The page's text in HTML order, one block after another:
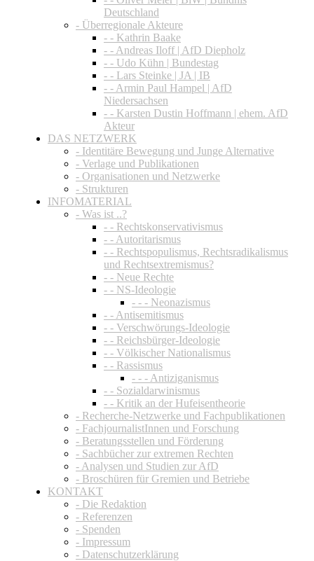
Deutschland
- Überregionale Akteure
- - Kathrin Baake
- - Andreas Iloff | AfD Diepholz
- - Udo Kühn | Bundestag
- - Lars Steinke | JA | IB
- - Armin Paul Hampel | AfD
Niedersachsen
- - Karsten Dustin Hoffmann | ehem. AfD
Akteur
DAS NETZWERK
- Identitäre Bewegung und Junge Alternative
- Verlage und Publikationen
- Organisationen und Netzwerke
- Strukturen
INFOMATERIAL
- Was ist ..?
- - Rechtskonservativismus
- - Autoritarismus
- - Rechtspopulismus, Rechtsradikalismus
und Rechtsextremismus?
- - Neue Rechte
- - NS-Ideologie
- - - Neonazismus
- - Antisemitismus
- - Verschwörungs-Ideologie
- - Reichsbürger-Ideologie
- - Völkischer Nationalismus
- - Rassismus
- - - Antiziganismus
- - Sozialdarwinismus
- - Kritik an der Hufeisentheorie
- Recherche-Netzwerke und Fachpublikationen
- FachjournalistInnen und Forschung
- Beratungsstellen und Förderung
- Sachbücher zur extremen Rechten
- Analysen und Studien zur AfD
- Broschüren für Gremien und Betriebe
KONTAKT
- Die Redaktion
- Referenzen
- Spenden
- Impressum
- Datenschutzerklärung